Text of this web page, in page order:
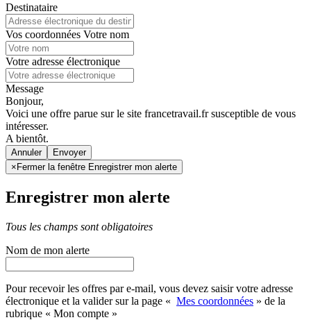
Destinataire
Vos coordonnées Votre nom
Votre adresse électronique
Message
Bonjour,
Voici une offre parue sur le site francetravail.fr susceptible de vous
intéresser.
A bientôt.
Annuler
× Fermer la fenêtre Enregistrer mon alerte
Enregistrer mon alerte
Tous les champs sont obligatoires
Nom de mon alerte
Pour recevoir les offres par e-mail, vous devez saisir votre adresse
électronique et la valider sur la page « Mes coordonnées » de la
rubrique « Mon compte »